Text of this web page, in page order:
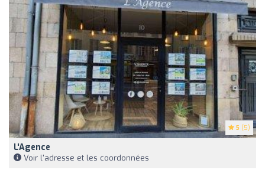
5 (5)
L'Agence
Voir l'adresse et les coordonnées